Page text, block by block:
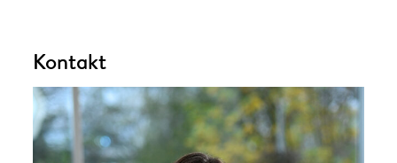
Kontakt